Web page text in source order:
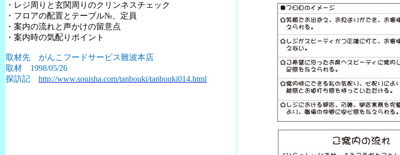
・レジ周りと玄関周りのクリンネスチェック
・フロアの配置とテーブル№、定員
・案内の流れと声かけの留意点
・案内時の気配りポイント
取材先 がんこフードサービス難波本店
取材 1998/05/26
探訪記 http://www.souisha.com/tanbouki/tanbouki014.html